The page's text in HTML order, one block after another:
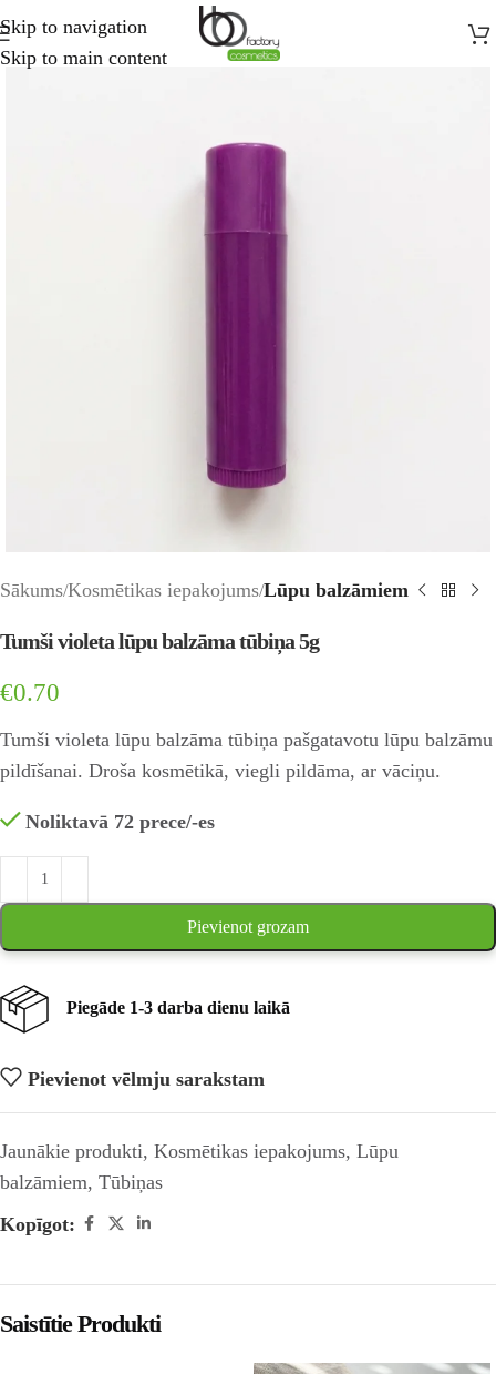
Skip to navigation
Skip to main content
Sākums Kosmētikas iepakojums Lūpu balzāmiem
Tumši violeta lūpu balzāma tūbiņa 5g
€0.70
Tumši violeta lūpu balzāma tūbiņa pašgatavotu lūpu balzāmu
pildīšanai. Droša kosmētikā, viegli pildāma, ar vāciņu.
Noliktavā 72 prece/-es
Pievienot grozam
Piegāde 1-3 darba dienu laikā
Pievienot vēlmju sarakstam
Jaunākie produkti, Kosmētikas iepakojums, Lūpu
balzāmiem, Tūbiņas
Kopīgot:
Saistītie Produkti